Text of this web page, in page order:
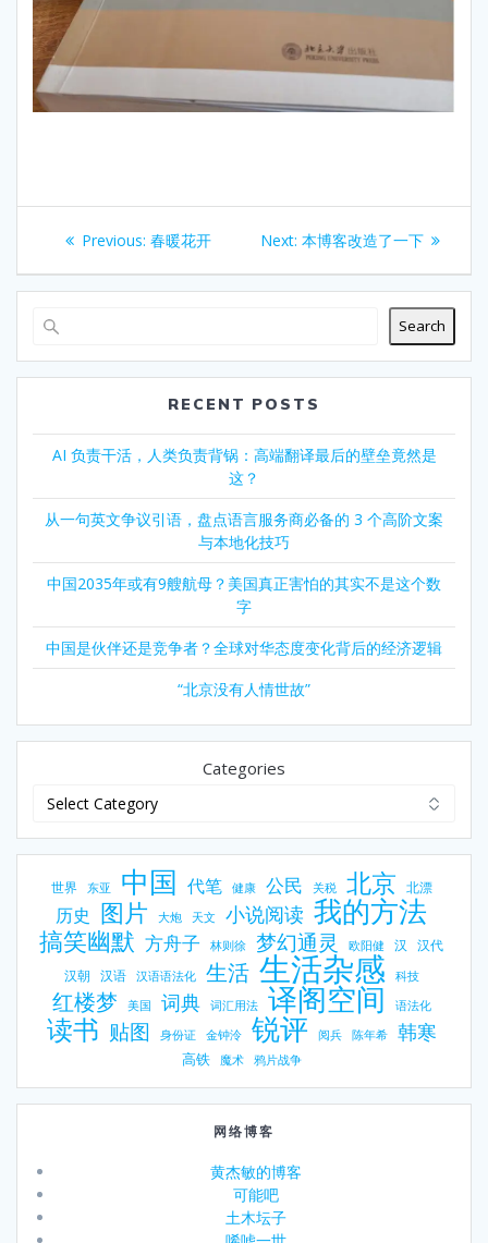
Post
navigation
Previous: Previous
春暖花开 Next: Next
本博客改造了一下
Search
RECENT POSTS
AI 负责干活，人类负责背锅：高端翻译最后的壁垒竟然是
这？
从一句英文争议引语，盘点语言服务商必备的 3 个高阶文案
与本地化技巧
中国2035年或有9艘航母？美国真正害怕的其实不是这个数
字
中国是伙伴还是竞争者？全球对华态度变化背后的经济逻辑
“北京没有人情世故”
Categories
世界 东亚 中国 代笔 健康 公民 关税 北京 北漂
历史 图片 大炮 天文 小说阅读 我的方法
搞笑幽默 方舟子 林则徐 梦幻通灵 欧阳健 汉 汉代
汉朝 汉语 汉语语法化 生活 生活杂感 科技
红楼梦 美国 词典 词汇用法 译阁空间 语法化
读书 贴图 身份证 金钟泠 锐评 阅兵 陈年希 韩寒
高铁 魔术 鸦片战争
网络博客
黄杰敏的博客
可能吧
土木坛子